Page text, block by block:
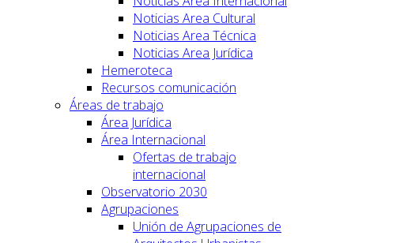
Noticias Area Cultural
Noticias Area Técnica
Noticias Area Jurídica
Hemeroteca
Recursos comunicación
Áreas de trabajo
Área Jurídica
Área Internacional
Ofertas de trabajo
internacional
Observatorio 2030
Agrupaciones
Unión de Agrupaciones de